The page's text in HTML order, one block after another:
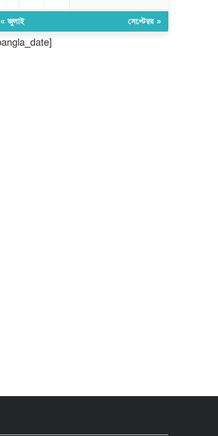
মুন্সীগঞ্জ লৌহজংয়ে শিক্ষার্থীদের নিয়ে
মাদকবিরোধী ক্যাম্পেইন
« জুলাই সেপ্টেম্বর »